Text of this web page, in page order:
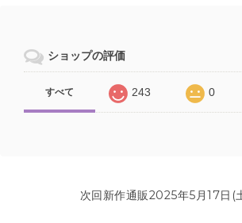
ショップの評価
すべて 243 0
次回新作通販2025年5月17日(